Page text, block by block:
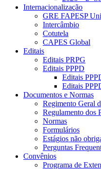
Internacionalização
GRE FAPESP
Intercâmbio
Cotutela
CAPES Global
Editais
Editais PRPG
Editais PPPD
Editais
Editais
Documentos e Normas
Regimento Geral
Regulamento dos
Normas
Formulários
Estágios não
Perguntas
Convênios
Programa de